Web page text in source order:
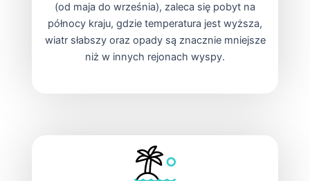
(od maja do września), zaleca się pobyt na
północy kraju, gdzie temperatura jest wyższa,
wiatr słabszy oraz opady są znacznie mniejsze
niż w innych rejonach wyspy.